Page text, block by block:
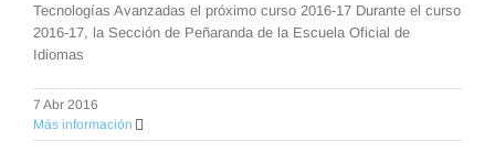
Tecnologías Avanzadas el próximo curso 2016-17 Durante el curso
2016-17, la Sección de Peñaranda de la Escuela Oficial de
Idiomas
7 Abr 2016
Más información